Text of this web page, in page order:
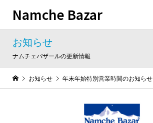
Namche Bazar
お知らせ
ナムチェバザールの更新情報
お知らせ 年末年始特別営業時間のお知らせ